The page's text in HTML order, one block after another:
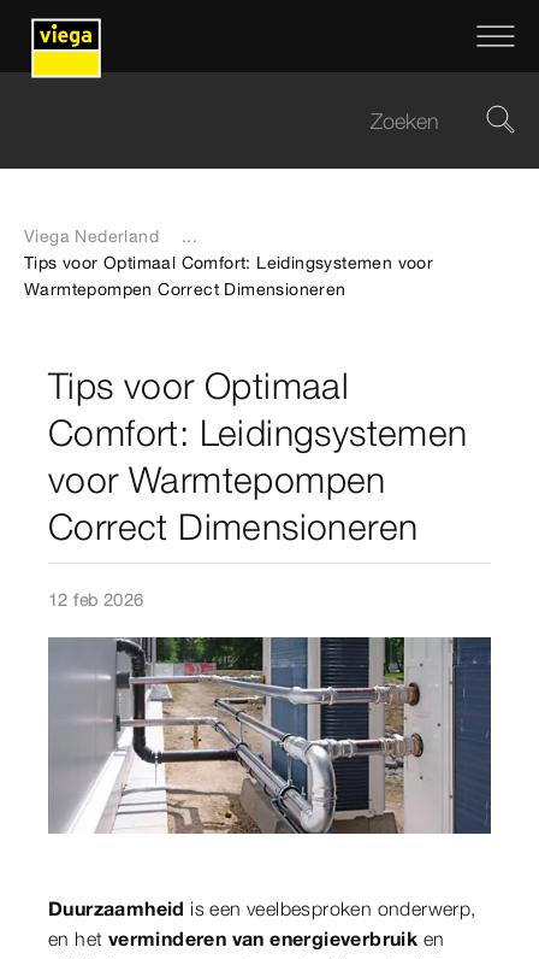
Viega Nederland
...
Tips voor Optimaal Comfort: Leidingsystemen voor
Warmtepompen Correct Dimensioneren
Tips voor Optimaal
Comfort: Leidingsystemen
voor Warmtepompen
Correct Dimensioneren
12 feb 2026
Duurzaamheid is een veelbesproken onderwerp,
en het verminderen van energieverbruik en